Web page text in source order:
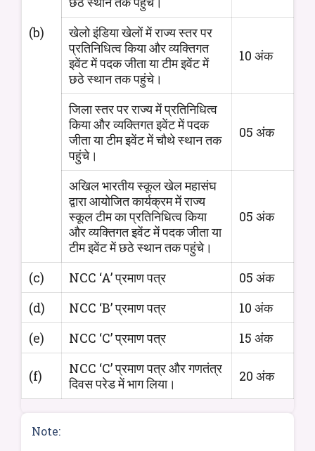
(b)
खेलो इंडिया खेलों में राज्य स्तर पर
प्रतिनिधित्व किया और व्यक्तिगत
इवेंट में पदक जीता या टीम इवेंट में
छठे स्थान तक पहुंचे।
10 अंक
जिला स्तर पर राज्य में प्रतिनिधित्व
किया और व्यक्तिगत इवेंट में पदक
जीता या टीम इवेंट में चौथे स्थान तक
पहुंचे।
05 अंक
अखिल भारतीय स्कूल खेल महासंघ
द्वारा आयोजित कार्यक्रम में राज्य
स्कूल टीम का प्रतिनिधित्व किया
और व्यक्तिगत इवेंट में पदक जीता या
टीम इवेंट में छठे स्थान तक पहुंचे।
05 अंक
(c) NCC ‘A’ प्रमाण पत्र
05 अंक
(d)
NCC ‘B’ प्रमाण पत्र
10 अंक
(e)
NCC ‘C’ प्रमाण पत्र 15 अंक
(f)
NCC ‘C’ प्रमाण पत्र और गणतंत्र
दिवस परेड में भाग लिया।
20 अंक
Note: